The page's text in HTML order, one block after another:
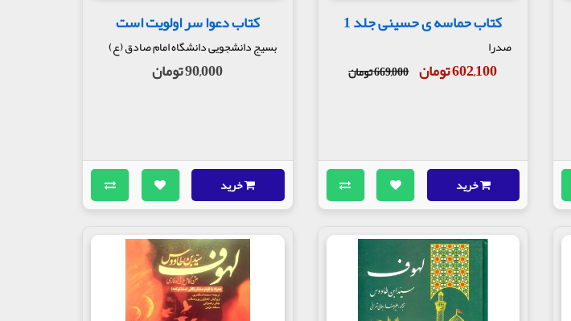
کتاب حماسه ی حسینی جلد 1
صدرا
602,100 تومان 669,000 تومان
خرید
کتاب دعوا سر اولویت است
بسیج دانشجویی دانشگاه امام صادق (ع)
90,000 تومان
خرید